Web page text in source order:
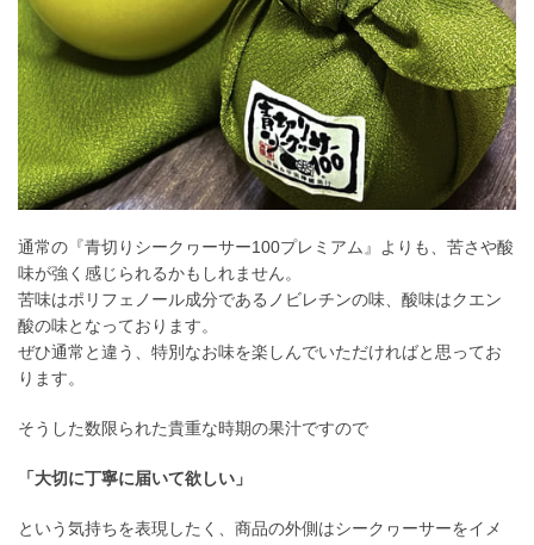
通常の『青切りシークヮーサー100プレミアム』よりも、苦さや酸
味が強く感じられるかもしれません。
苦味はポリフェノール成分であるノビレチンの味、酸味はクエン
酸の味となっております。
ぜひ通常と違う、特別なお味を楽しんでいただければと思ってお
ります。
そうした数限られた貴重な時期の果汁ですので
「大切に丁寧に届いて欲しい」
という気持ちを表現したく、商品の外側はシークヮーサーをイメ